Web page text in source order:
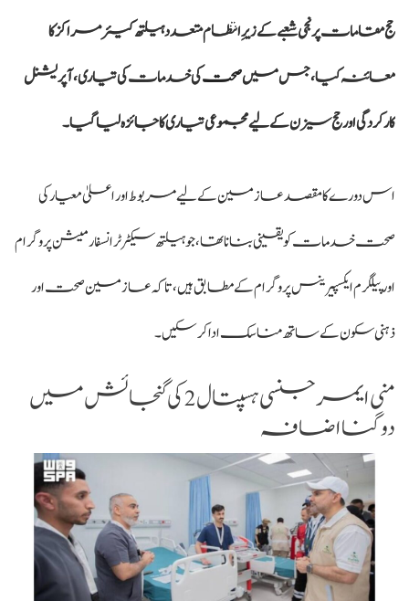
حج مقامات پر نجی شعبے کے زیرِ انتظام متعدد ہیلتھ کیئر مراکز کا
معائنہ کیا، جس میںصحتکی خدمات کی تیاری، آپریشنل
کارکردگی اور حج سیزن کے لیے مجموعی تیاری کا جائزہ لیا گیا۔
اس دورے کا مقصد عازمین کے لیے مربوط اور اعلیٰ معیار کی
صحت خدمات کو یقینی بنانا تھا، جو ہیلتھ سیکٹر ٹرانسفارمیشن پروگرام
اور پیلگرم ایکسپیرینس پروگرام کے مطابق ہیں، تاکہ عازمین صحت اور
ذہنی سکون کے ساتھ مناسک ادا کر سکیں۔
منی ایمرجنسی ہسپتال 2 کی گنجائش میں
دوگنا اضافہ